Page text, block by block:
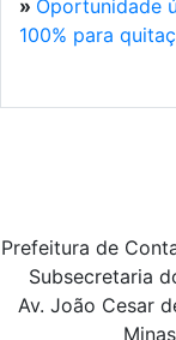
» Oportunidade
100% para
Prefeitura de
Subsecretaria
Av. João Cesar